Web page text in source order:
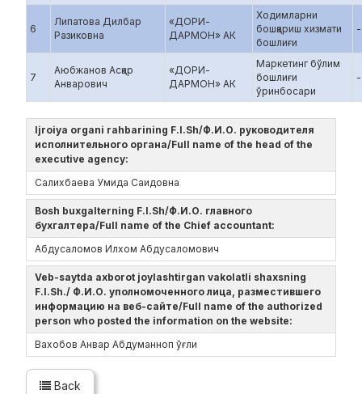
6
Липатова Дилбар
Разиковна
«ДОРИ-
ДАРМОН» АК
Ходимларни
бошқариш хизмати
бошлиғи
-
7
Аюбжанов Асқар
Анварович
«ДОРИ-
ДАРМОН» АК
Маркетинг бўлим
бошлиғи
ўринбосари
-
Ijroiya organi rahbarining F.I.Sh/Ф.И.О. руководителя
исполнительного органа/Full name of the head of the
executive agency:
Салихбаева Умида Саидовна
Bosh buxgalterning F.I.Sh/Ф.И.О. главного
бухгалтера/Full name of the Chief accountant:
Абдусаломов Илхом Абдусаломович
Veb-saytda axborot joylashtirgan vakolatli shaxsning
F.I.Sh./ Ф.И.О. уполномоченного лица, разместившего
информацию на веб-сайте/Full name of the authorized
person who posted the information on the website:
Вахобов Анвар Абдуманноп ўғли
Back